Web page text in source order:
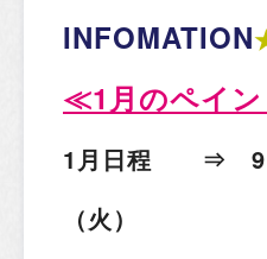
INFOMATION
≪1 月のペイ
1月日程 ⇒ 9日
（火）